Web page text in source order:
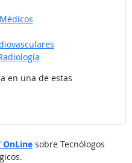
en una de estas
OnLine sobre Tecnólogos